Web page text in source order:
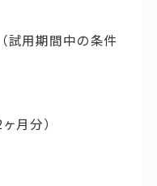
試用期間中の条件
月分）